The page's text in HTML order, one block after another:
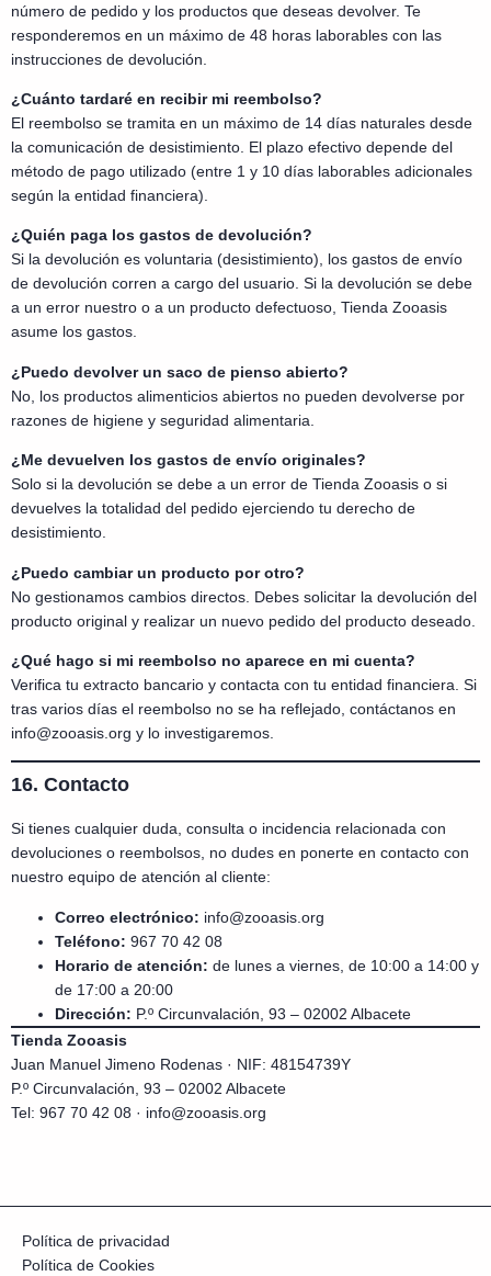
número de pedido y los productos que deseas devolver. Te
responderemos en un máximo de 48 horas laborables con las
instrucciones de devolución.
¿Cuánto tardaré en recibir mi reembolso?
El reembolso se tramita en un máximo de 14 días naturales desde
la comunicación de desistimiento. El plazo efectivo depende del
método de pago utilizado (entre 1 y 10 días laborables adicionales
según la entidad financiera).
¿Quién paga los gastos de devolución?
Si la devolución es voluntaria (desistimiento), los gastos de envío
de devolución corren a cargo del usuario. Si la devolución se debe
a un error nuestro o a un producto defectuoso, Tienda Zooasis
asume los gastos.
¿Puedo devolver un saco de pienso abierto?
No, los productos alimenticios abiertos no pueden devolverse por
razones de higiene y seguridad alimentaria.
¿Me devuelven los gastos de envío originales?
Solo si la devolución se debe a un error de Tienda Zooasis o si
devuelves la totalidad del pedido ejerciendo tu derecho de
desistimiento.
¿Puedo cambiar un producto por otro?
No gestionamos cambios directos. Debes solicitar la devolución del
producto original y realizar un nuevo pedido del producto deseado.
¿Qué hago si mi reembolso no aparece en mi cuenta?
Verifica tu extracto bancario y contacta con tu entidad financiera. Si
tras varios días el reembolso no se ha reflejado, contáctanos en
info@zooasis.org y lo investigaremos.
16. Contacto
Si tienes cualquier duda, consulta o incidencia relacionada con
devoluciones o reembolsos, no dudes en ponerte en contacto con
nuestro equipo de atención al cliente:
Correo electrónico: info@zooasis.org
Teléfono: 967 70 42 08
Horario de atención: de lunes a viernes, de 10:00 a 14:00 y
de 17:00 a 20:00
Dirección: P.º Circunvalación, 93 – 02002 Albacete
Tienda Zooasis
Juan Manuel Jimeno Rodenas · NIF: 48154739Y
P.º Circunvalación, 93 – 02002 Albacete
Tel: 967 70 42 08 · info@zooasis.org
Política de privacidad
Política de Cookies